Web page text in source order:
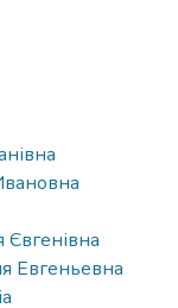
Євгенівна
Евгеньевна